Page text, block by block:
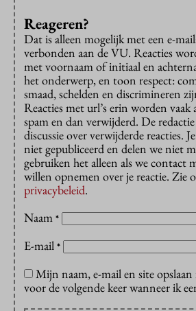
Reageren?
Dat is alleen mogelijk met een e-
verbonden aan de VU. Reacties
met voornaam of initiaal en
het onderwerp, en toon respect:
smaad, schelden en discrimineren
Reacties met url’s erin worden vaak
spam en dan verwijderd. De
discussie over verwijderde reacties.
niet gepubliceerd en delen we niet
gebruiken het alleen als we contact
willen opnemen over je reactie. Zie
privacybeleid.
Naam *
E-mail *
Mijn naam, e-mail en site
voor de volgende keer wanneer ik